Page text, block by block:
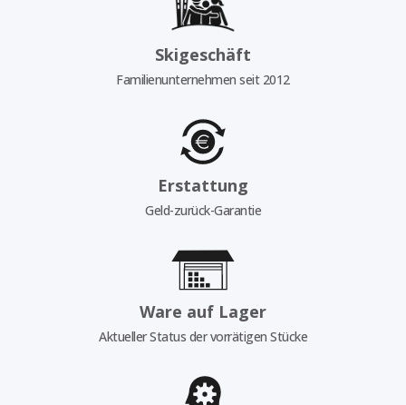
Skigeschäft
Familienunternehmen seit 2012
Erstattung
Geld-zurück-Garantie
Ware auf Lager
Aktueller Status der vorrätigen Stücke